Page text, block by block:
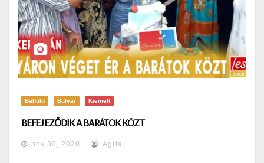
Belföld Bulvár Kiemelt
BEFEJEZŐDIK A BARÁTOK KÖZT
nov 30, 2020 Agria